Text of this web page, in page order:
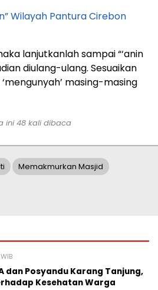
Wilayah Pantura Cirebon
lanjutkanlah sampai “‘anin
diulang-ulang. Sesuaikan
masing-masing
ini 48kali dibaca
Memakmurkan Masjid
dan Posyandu Karang Tanjung,
Kesehatan Warga